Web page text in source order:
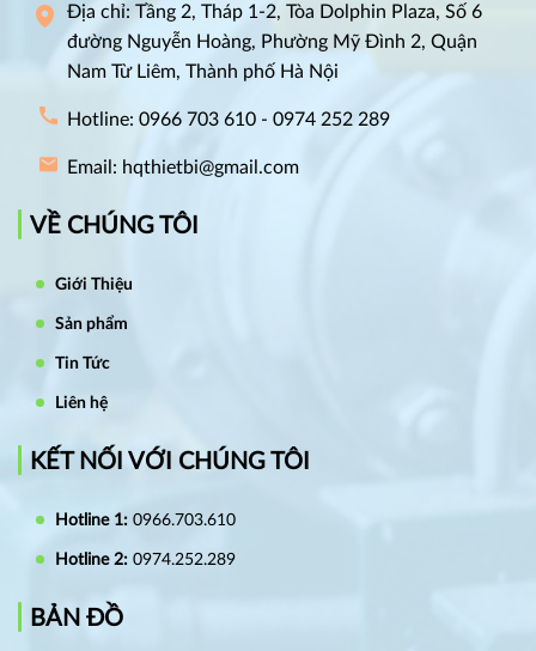
Địa chỉ: Tầng 2, Tháp 1-2, Tòa Dolphin Plaza, Số 6
đường Nguyễn Hoàng, Phường Mỹ Đình 2, Quận
Nam Từ Liêm, Thành phố Hà Nội
Hotline: 0966 703 610 - 0974 252 289
Email: hqthietbi@gmail.com
VỀ CHÚNG TÔI
Giới Thiệu
Sản phẩm
Tin Tức
Liên hệ
KẾT NỐI VỚI CHÚNG TÔI
Hotline 1: 0966.703.610
Hotline 2: 0974.252.289
BẢN ĐỒ